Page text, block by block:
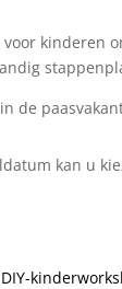
voor kinderen
de
kan u
DIY-